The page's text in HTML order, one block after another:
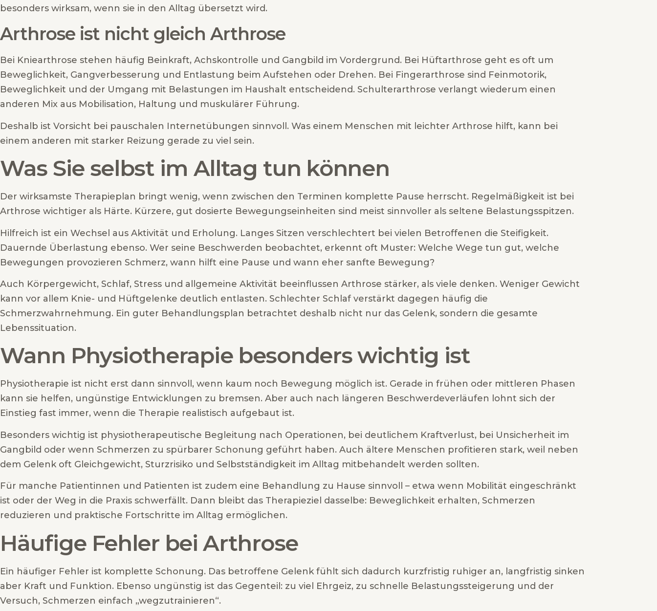
besonders wirksam, wenn sie in den Alltag übersetzt wird.
Arthrose ist nicht gleich Arthrose
Bei Kniearthrose stehen häufig Beinkraft, Achskontrolle und Gangbild im Vordergrund. Bei Hüftarthrose geht es oft um
Beweglichkeit, Gangverbesserung und Entlastung beim Aufstehen oder Drehen. Bei Fingerarthrose sind Feinmotorik,
Beweglichkeit und der Umgang mit Belastungen im Haushalt entscheidend. Schulterarthrose verlangt wiederum einen
anderen Mix aus Mobilisation, Haltung und muskulärer Führung.
Deshalb ist Vorsicht bei pauschalen Internetübungen sinnvoll. Was einem Menschen mit leichter Arthrose hilft, kann bei
einem anderen mit starker Reizung gerade zu viel sein.
Was Sie selbst im Alltag tun können
Der wirksamste Therapieplan bringt wenig, wenn zwischen den Terminen komplette Pause herrscht. Regelmäßigkeit ist bei
Arthrose wichtiger als Härte. Kürzere, gut dosierte Bewegungseinheiten sind meist sinnvoller als seltene Belastungsspitzen.
Hilfreich ist ein Wechsel aus Aktivität und Erholung. Langes Sitzen verschlechtert bei vielen Betroffenen die Steifigkeit.
Dauernde Überlastung ebenso. Wer seine Beschwerden beobachtet, erkennt oft Muster: Welche Wege tun gut, welche
Bewegungen provozieren Schmerz, wann hilft eine Pause und wann eher sanfte Bewegung?
Auch Körpergewicht, Schlaf, Stress und allgemeine Aktivität beeinflussen Arthrose stärker, als viele denken. Weniger Gewicht
kann vor allem Knie- und Hüftgelenke deutlich entlasten. Schlechter Schlaf verstärkt dagegen häufig die
Schmerzwahrnehmung. Ein guter Behandlungsplan betrachtet deshalb nicht nur das Gelenk, sondern die gesamte
Lebenssituation.
Wann Physiotherapie besonders wichtig ist
Physiotherapie ist nicht erst dann sinnvoll, wenn kaum noch Bewegung möglich ist. Gerade in frühen oder mittleren Phasen
kann sie helfen, ungünstige Entwicklungen zu bremsen. Aber auch nach längeren Beschwerdeverläufen lohnt sich der
Einstieg fast immer, wenn die Therapie realistisch aufgebaut ist.
Besonders wichtig ist physiotherapeutische Begleitung nach Operationen, bei deutlichem Kraftverlust, bei Unsicherheit im
Gangbild oder wenn Schmerzen zu spürbarer Schonung geführt haben. Auch ältere Menschen profitieren stark, weil neben
dem Gelenk oft Gleichgewicht, Sturzrisiko und Selbstständigkeit im Alltag mitbehandelt werden sollten.
Für manche Patientinnen und Patienten ist zudem eine Behandlung zu Hause sinnvoll – etwa wenn Mobilität eingeschränkt
ist oder der Weg in die Praxis schwerfällt. Dann bleibt das Therapieziel dasselbe: Beweglichkeit erhalten, Schmerzen
reduzieren und praktische Fortschritte im Alltag ermöglichen.
Häufige Fehler bei Arthrose
Ein häufiger Fehler ist komplette Schonung. Das betroffene Gelenk fühlt sich dadurch kurzfristig ruhiger an, langfristig sinken
aber Kraft und Funktion. Ebenso ungünstig ist das Gegenteil: zu viel Ehrgeiz, zu schnelle Belastungssteigerung und der
Versuch, Schmerzen einfach „wegzutrainieren“.